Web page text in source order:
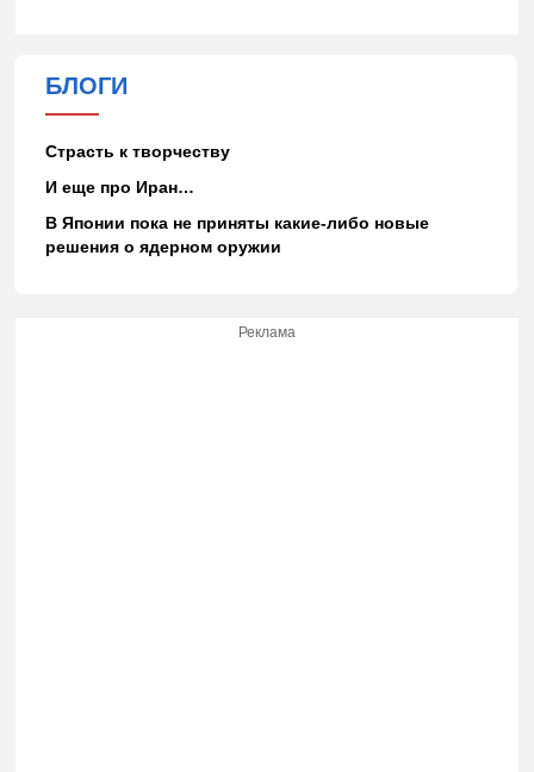
БЛОГИ
Страсть к творчеству
И еще про Иран…
В Японии пока не приняты какие-либо новые
решения о ядерном оружии
Реклама